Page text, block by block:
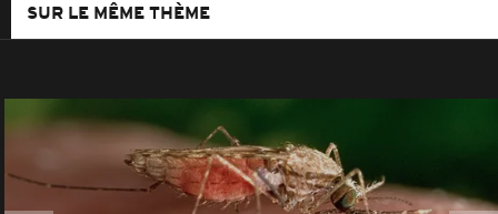
SUR LE MÊME THÈME